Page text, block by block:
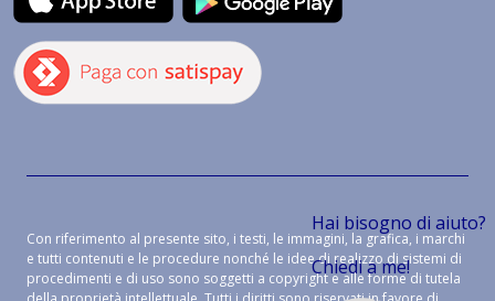
Hai bisogno di aiuto?
Chiedi a me!
Con riferimento al presente sito, i testi, le immagini, la grafica, i marchi
e tutti contenuti e le procedure nonché le idee di realizzo di sistemi di
procedimenti e di uso sono soggetti a copyright e alle forme di tutela